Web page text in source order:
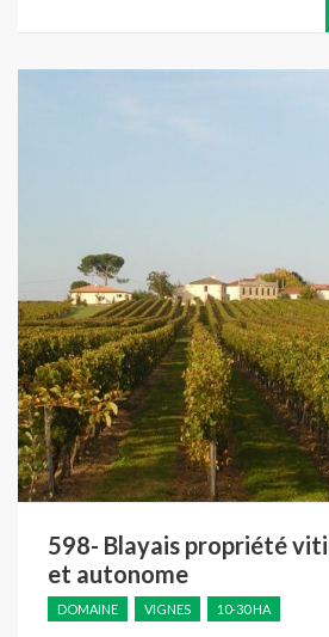
598- Blayais propriété
et autonome
DOMAINE VIGNES 10-30 HA